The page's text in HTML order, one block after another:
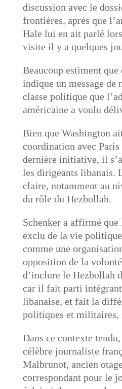
discussion avec le
frontières, après que
Hale lui en ait parlé
visite il y a quelques
Beaucoup estiment que
indique un message de
classe politique que
américaine a voulu
Bien que Washington
coordination avec
dernière initiative, il
les dirigeants libanais.
claire, notamment au
du rôle du Hezbollah.
Schenker a affirmé
exclu de la vie
comme une
opposition de la
d’inclure le Hezbollah
car il fait parti
libanaise, et fait la
politiques et militaires,
Dans ce contexte
célèbre journaliste
Malbrunot, ancien
correspondant pour le